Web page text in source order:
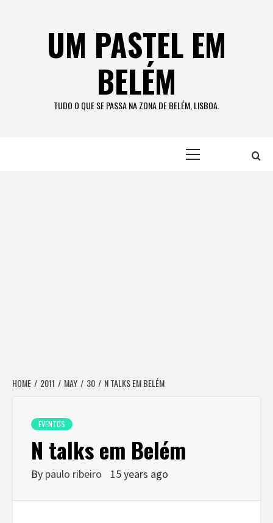
UM PASTEL EM
BELÉM
TUDO O QUE SE PASSA NA ZONA DE BELÉM, LISBOA.
HOME 2011 MAY 30 N TALKS EM BELÉM
EVENTOS
N talks em Belém
By paulo ribeiro 15 years ago